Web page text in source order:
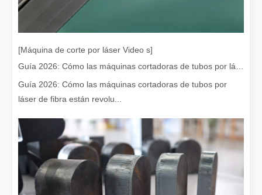
En la fabricación y la ingeniería modernas, la precisión y la
[Máquina de corte por láser Video s]
Guía 2026: Cómo las máquinas cortadoras de tubos por
láser de fibra están revolu...